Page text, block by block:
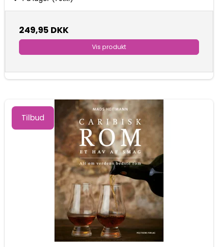
249,95 DKK
Vis produkt
Tilbud